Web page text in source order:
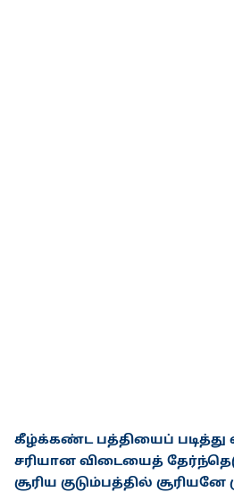
கீழ்க்கண்ட பத்தியைப் படித்து
சரியான விடையைத் தேர்ந்தெடு
சூரிய குடும்பத்தில்